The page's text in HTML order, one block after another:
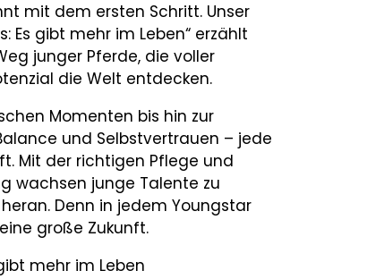
mit dem ersten Schritt. Unser
Es gibt mehr im Leben“ erzählt
junger Pferde, die voller
die Welt entdecken.
Momenten bis hin zur
und Selbstvertrauen – jede
Mit der richtigen Pflege und
wachsen junge Talente zu
Denn in jedem Youngstar
große Zukunft.
mehr im Leben